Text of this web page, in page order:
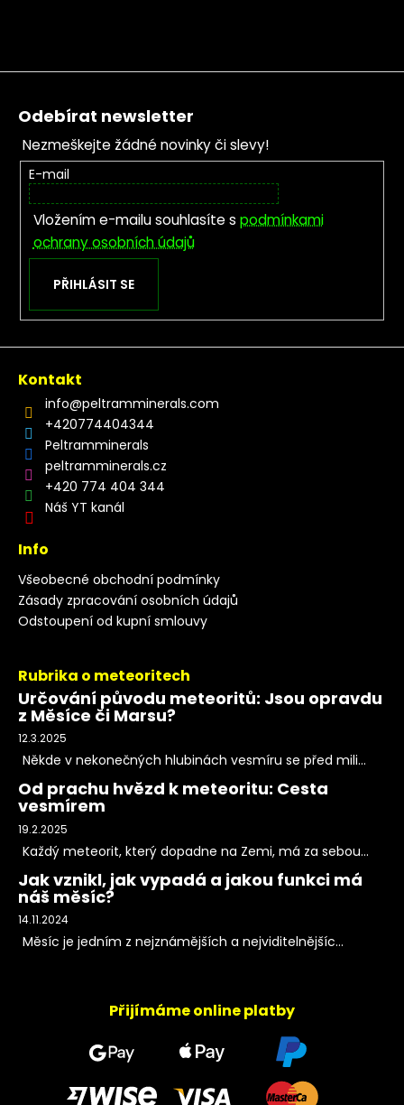
Zápatí
Odebírat newsletter
Nezmeškejte žádné novinky či slevy!
E-mail
Vložením e-mailu souhlasíte s podmínkami
ochrany osobních údajů
PŘIHLÁSIT SE
Kontakt
info@peltramminerals.com
+420774404344
Peltramminerals
peltramminerals.cz
+420 774 404 344
Náš YT kanál
Info
Všeobecné obchodní podmínky
Zásady zpracování osobních údajů
Odstoupení od kupní smlouvy
Rubrika o meteoritech
Určování původu meteoritů: Jsou opravdu
z Měsíce či Marsu?
12.3.2025
Někde v nekonečných hlubinách vesmíru se před mili...
Od prachu hvězd k meteoritu: Cesta
vesmírem
19.2.2025
Každý meteorit, který dopadne na Zemi, má za sebou...
Jak vznikl, jak vypadá a jakou funkci má
náš měsíc?
14.11.2024
Měsíc je jedním z nejznámějších a nejviditelnějšíc...
Přijímáme online platby